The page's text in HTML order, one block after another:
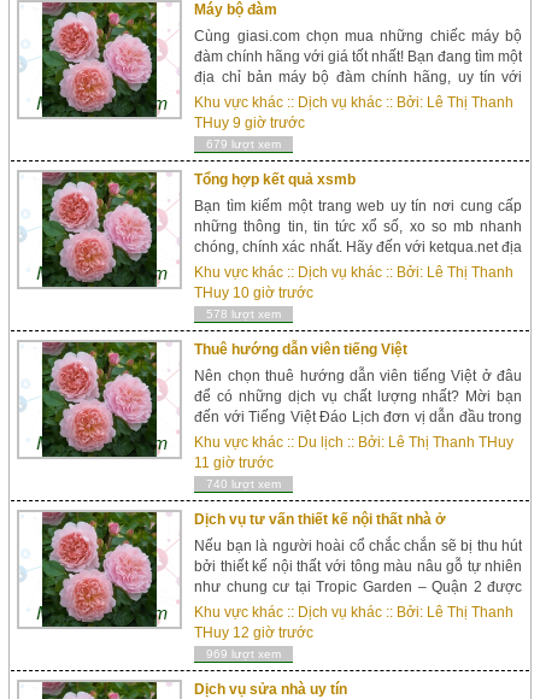
Máy bộ đàm
Cùng giasi.com chọn mua những chiếc máy bộ
đàm chính hãng với giá tốt nhất! Bạn đang tìm một
địa chỉ bản máy bộ đàm chính hãng, uy tín với
mức giá cạnh tranh tại Tp.HCM? Hãy đến với
Giasi.com đơn vị chuyên ...
Khu vực khác :: Dịch vụ khác :: Bởi: Lê Thị Thanh
THuy 9 giờ trước
679 lượt xem
Tổng hợp kết quả xsmb
Bạn tìm kiếm một trang web uy tín nơi cung cấp
những thông tin, tin tức xổ số, xo so mb nhanh
chóng, chính xác nhất. Hãy đến với ketqua.net địa
chỉ tổng hợp thông tin xổ số nhanh chóng và đáng
tin cậy hàng đầu hiện nay. Ketqua....
Khu vực khác :: Dịch vụ khác :: Bởi: Lê Thị Thanh
THuy 10 giờ trước
578 lượt xem
Thuê hướng dẫn viên tiếng Việt
Nên chọn thuê hướng dẫn viên tiếng Việt ở đâu
để có những dịch vụ chất lượng nhất? Mời bạn
đến với Tiếng Việt Đáo Lịch đơn vị dẫn đầu trong
cung cấp dịch vụ phiên dịch và hướng dẫn viên
tiếng Việt uy tín trong và ngoài nước. Dịch vụ...
Khu vực khác :: Du lịch :: Bởi: Lê Thị Thanh THuy
11 giờ trước
740 lượt xem
Dịch vụ tư vấn thiết kế nội thất nhà ở
Nếu bạn là người hoài cổ chắc chắn sẽ bị thu hút
bởi thiết kế nội thất với tông màu nâu gỗ tự nhiên
như chung cư tại Tropic Garden – Quận 2 được
thiết kế bởi Homedesign 360 Chúng tôi chú trọng
vào phong cách hiện đại kết hợp với t&oc...
Khu vực khác :: Dịch vụ khác :: Bởi: Lê Thị Thanh
THuy 12 giờ trước
969 lượt xem
Dịch vụ sửa nhà uy tín